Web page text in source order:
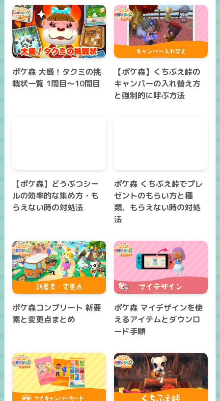
ポケ森 大盛！タクミの挑
戦状一覧 1問目～10問目
【ポケ森】くちぶえ峠の
キャンパーの入れ替え方
と強制的に呼ぶ方法
【ポケ森】どうぶつシー
ルの効率的な集め方・も
らえない時の対処法
ポケ森 くちぶえ峠でプレ
ゼントのもらい方と種
類、もらえない時の対処
法
ポケ森コンプリート 新要
素と変更点まとめ
ポケ森 マイデザインを使
えるアイテムとダウンロ
ード手順